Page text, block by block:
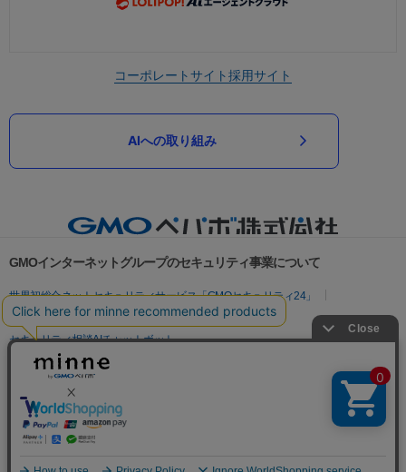
コーポレートサイト採用サイト
AIへの取り組み
GMOインターネットグループのセキュリティ事業について
世界初総合ネットセキュリティサービス「GMOセキュリティ24」
パスワード漏洩診断
Webサイトリスク診断
セキュリティ相談AIチャットボット
実在証明・盗聴対策
サイバー攻撃対策（GMO Flatt Security）
セキュリティ事業の軌跡